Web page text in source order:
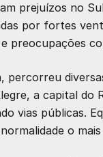
prejuízos no
por fortes
preocupações
a capital do
vias públicas.
o